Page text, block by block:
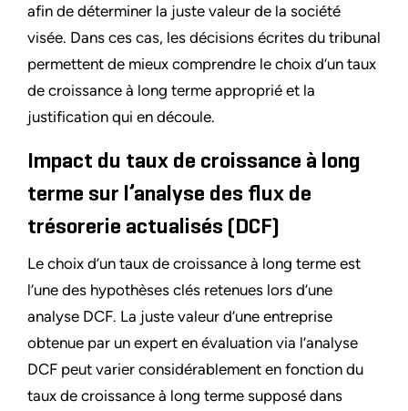
afin de déterminer la juste valeur de la société
visée. Dans ces cas, les décisions écrites du tribunal
permettent de mieux comprendre le choix d’un taux
de croissance à long terme approprié et la
justification qui en découle.
Impact du taux de croissance à long
terme sur l’analyse des flux de
trésorerie actualisés (DCF)
Le choix d’un taux de croissance à long terme est
l’une des hypothèses clés retenues lors d’une
analyse DCF. La juste valeur d’une entreprise
obtenue par un expert en évaluation via l’analyse
DCF peut varier considérablement en fonction du
taux de croissance à long terme supposé dans